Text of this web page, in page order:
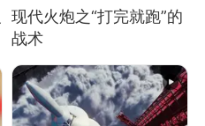
现代火炮之“打完就跑”的
战术